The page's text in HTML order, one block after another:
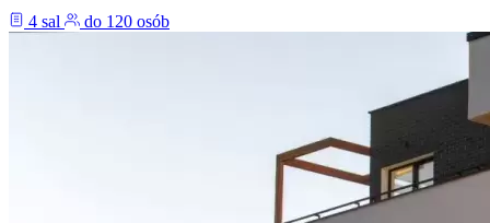
4 sal
do 120 osób